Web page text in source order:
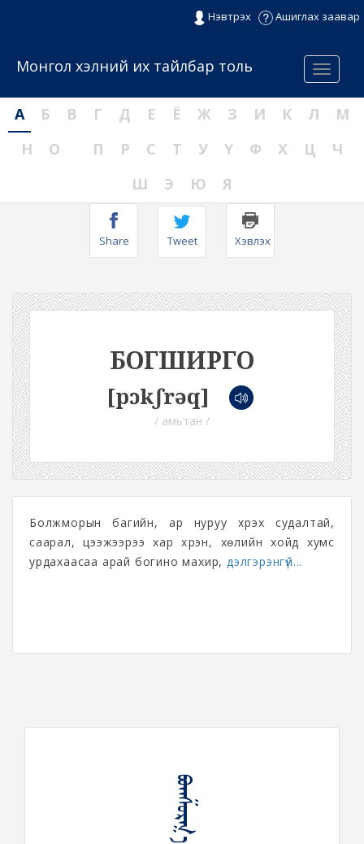
Нэвтрэх Ашиглах заавар
Menu
Монгол хэлний их тайлбар толь
А Б В Г Д Е Ё Ж З И К Л
М
Н
О П Р С Т У Ү Ф Х Ц
Ч
Ш
Э Ю Я
Share Tweet Хэвлэх
БОГШИРГО
[pɔkʃrəq]
/ амьтан /
Болжморын багийн, ар нуруу хүрэх судалтай,
саарал, цээжээрээ хар хүрэн, хөлийн хойд хумс
урдахаасаа арай богино махир,дэлгэрэнгүй...
ᠪᠣᠭᠱᠤᠷᠭ᠎ᠠ